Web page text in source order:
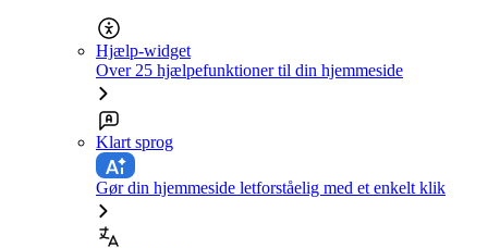
Hjælp-widget
Over 25 hjælpefunktioner til din hjemmeside
Klart sprog
Gør din hjemmeside letforståelig med et enkelt klik